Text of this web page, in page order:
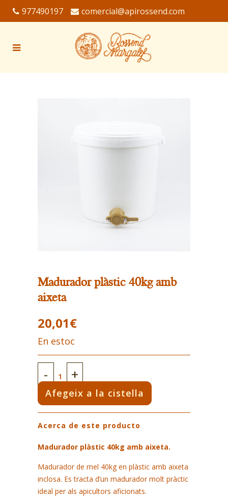
977490197 comercial@apirossend.com
Madurador plàstic 40kg amb
aixeta
20,01€
En estoc
Madurador
plàstic
40kg
amb
aixeta
quantity
Afegeix a la cistella
Acerca de este producto
Madurador plàstic 40kg amb aixeta.
Madurador de mel 40kg en plàstic amb aixeta
inclosa. Es tracta d’un madurador molt pràctic
ideal per als apicultors aficionats.